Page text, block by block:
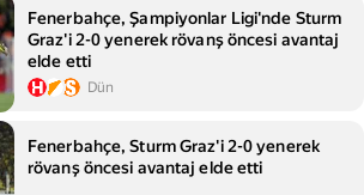
Fenerbahçe, Şampiyonlar Ligi'nde Sturm
Graz'i 2-0 yenerek rövanş öncesi avantaj
elde etti
Dün
Fenerbahçe, Sturm Graz'i 2-0 yenerek
rövanş öncesi avantaj elde etti